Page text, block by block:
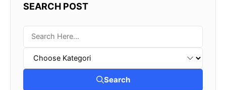
SEARCH POST
Search